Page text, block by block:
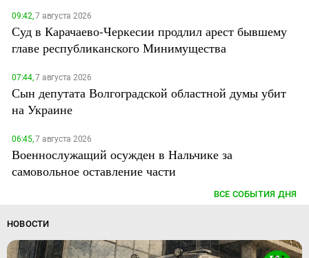
09:42,7 августа 2026
Суд в Карачаево-Черкесии продлил арест бывшему
главе республиканского Минимущества
07:44,7 августа 2026
Сын депутата Волгоградской областной думы убит
на Украине
06:45,7 августа 2026
Военнослужащий осужден в Нальчике за
самовольное оставление части
ВСЕ СОБЫТИЯ ДНЯ
НОВОСТИ